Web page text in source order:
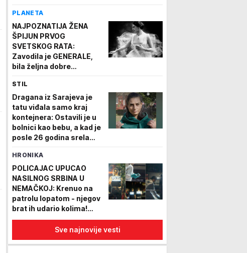
PLANETA
NAJPOZNATIJA ŽENA
ŠPIJUN PRVOG
SVETSKOG RATA:
Zavodila je GENERALE,
bila željna dobre
streljačkim vodom je
odbila da uradi jednu
star! (VIDEO)
STIL
Dragana iz Sarajeva je
tatu viđala samo kraj
kontejnera: Ostavili je u
bolnici kao bebu, a kad je
posle 26 godina srela
osveta
HRONIKA
POLICAJAC UPUCAO
NASILNOG SRBINA U
NEMAČKOJ: Krenuo na
patrolu lopatom - njegov
brat ih udario kolima!
(foto)
Sve najnovije vesti